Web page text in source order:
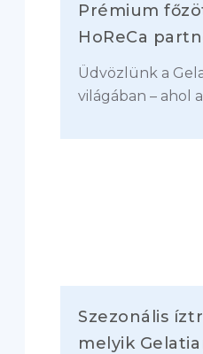
Prémium
HoReCa
Üdvözlünk a
világában – ahol
Szezonális
melyik